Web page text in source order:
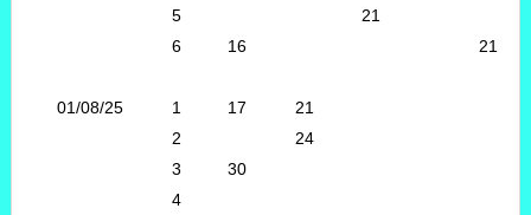
5
21
6
16 21
01/08/25 1 17
21
2
24
3
30
4